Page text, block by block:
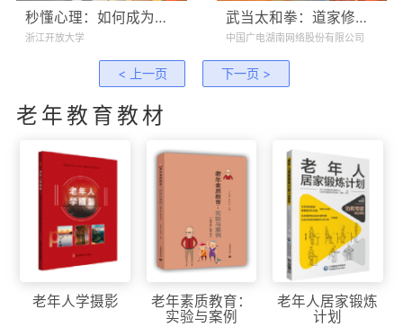
秒懂心理：如何成为情绪的主人
浙江开放大学
武当太和拳：道家修炼内气的古老拳法
中国广电湖南网络股份有限公司
上一页 下一页
老年教育教材
老年人学摄影
老年素质教育：
实验与案例
老年人居家锻炼
计划